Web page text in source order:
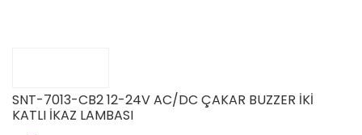
SNT-7013-CB2 12-24V AC/DC ÇAKAR BUZZER İKİ
KATLI İKAZ LAMBASI